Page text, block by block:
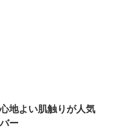
地よい肌触りが人気
ー